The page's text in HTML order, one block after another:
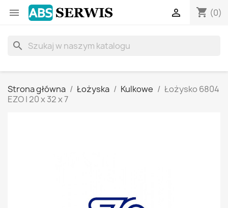
 shopping_cart (0)

search
Strona główna Łożyska Kulkowe
Łożysko 6804
EZO | 20 x 32 x 7